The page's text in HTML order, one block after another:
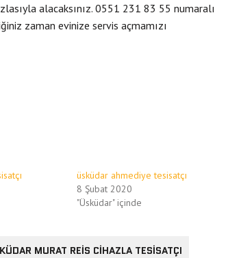
alacaksınız. 0551 231 83 55 numaralı
zaman evinize servis açmamızı
üsküdar ahmediye tesisatçı
8 Şubat 2020
"Üsküdar" içinde
MURAT REIS CIHAZLA TESISATÇI